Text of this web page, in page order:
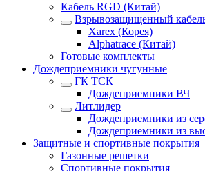
Кабель RGD (Китай)
Взрывозащищенный
Xarex (Корея)
Alphatrace (Китай)
Готовые комплекты
Дождеприемники чугунные
ГК ТСК
Дождеприемники ВЧ
Литлидер
Дождеприемники из
Дождеприемники из
Защитные и спортивные покрытия
Газонные решетки
Спортивные покрытия